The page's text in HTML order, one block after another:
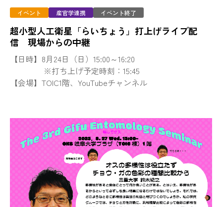
イベント 産官学連携 イベント終了
超小型人工衛星「らいちょう」打上げライブ配
信 現場からの中継
【日時】8月24日（日）15:00～16:20
※打ち上げ予定時刻：15:45
【会場】TOIC1階、YouTubeチャンネル